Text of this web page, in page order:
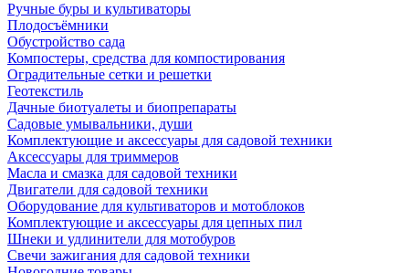
Ручные буры и культиваторы
Плодосъёмники
Обустройство сада
Компостеры, средства для компостирования
Оградительные сетки и решетки
Геотекстиль
Дачные биотуалеты и биопрепараты
Садовые умывальники, души
Комплектующие и аксессуары для садовой техники
Аксессуары для триммеров
Масла и смазка для садовой техники
Двигатели для садовой техники
Оборудование для культиваторов и мотоблоков
Комплектующие и аксессуары для цепных пил
Шнеки и удлинители для мотобуров
Свечи зажигания для садовой техники